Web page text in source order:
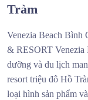
Tràm
Venezia Beach
& RESORT Venezia
dưỡng và du lịch
resort triệu đô Hồ
loại hình sản phẩm